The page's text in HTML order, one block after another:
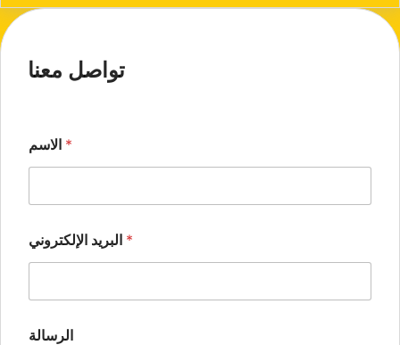
تواصل معنا
*
*
الرسالة